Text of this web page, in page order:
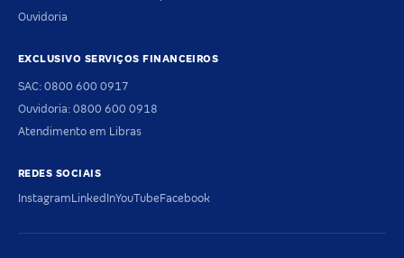
Ouvidoria
EXCLUSIVO SERVIÇOS FINANCEIROS
SAC: 0800 600 0917
Ouvidoria: 0800 600 0918
Atendimento em Libras
REDES SOCIAIS
InstagramLinkedInYouTubeFacebook